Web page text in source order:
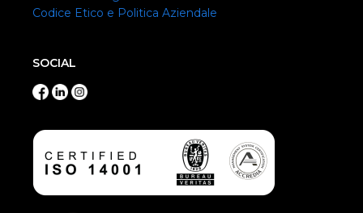
Codice Etico e Politica Aziendale
SOCIAL